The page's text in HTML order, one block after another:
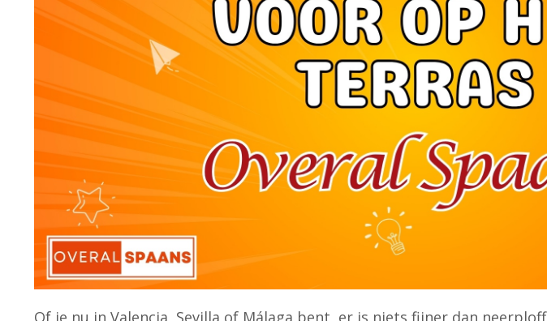
Of je nu in Valencia, Sevilla of Málaga bent, er is niets fijner dan